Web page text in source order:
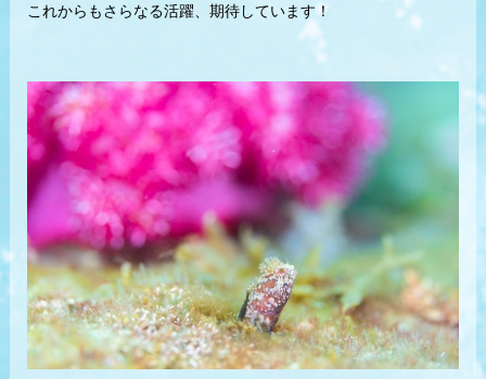
これからもさらなる活躍、期待しています！